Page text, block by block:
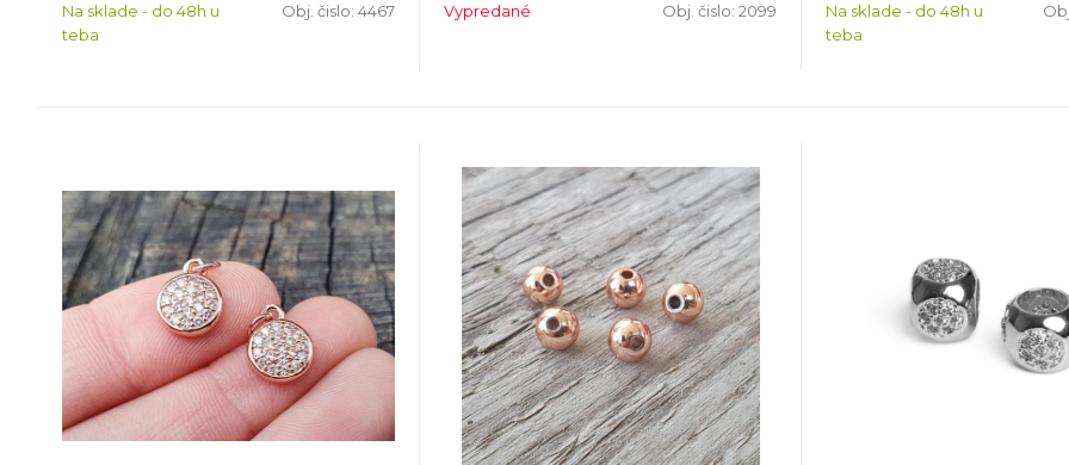
Na sklade - do 48h u
teba
Obj. čislo: 4467 Vypredané Obj. čislo: 2099
Na sklade - do 48h u
teba